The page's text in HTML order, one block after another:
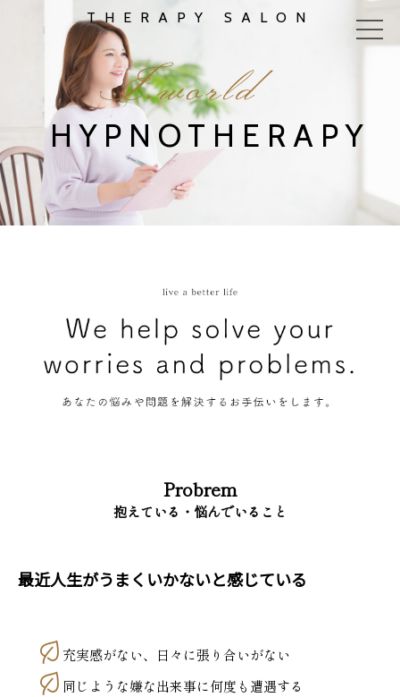
THERAPY SALON
HYPNOTHERAPY
Probrem
抱えている・悩んでいること
最近人生がうまくいかないと感じている
充実感がない、日々に張り合いがない
同じような嫌な出来事に何度も遭遇する